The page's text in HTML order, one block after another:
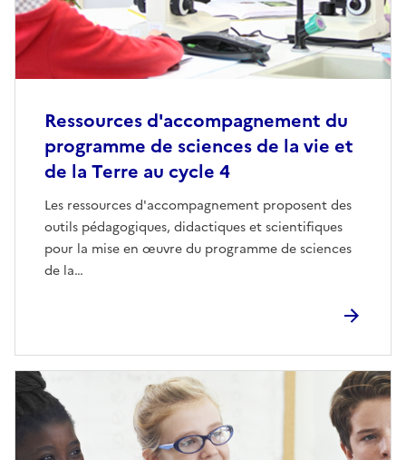
Ressources d'accompagnement du
programme de sciences de la vie et
de la Terre au cycle 4
Les ressources d'accompagnement proposent des
outils pédagogiques, didactiques et scientifiques
pour la mise en œuvre du programme de sciences
de la…